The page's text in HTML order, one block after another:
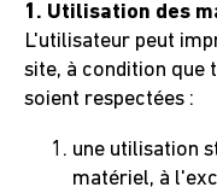
1. Utilisation des
L'utilisateur peut
site, à condition que
soient respectées :
une utilisation
matériel, à